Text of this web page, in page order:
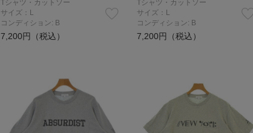
Tシャツ・カットソー
サイズ：L
コンディション: B
7,200円（税込）
Tシャツ・カットソー
サイズ：L
コンディション: B
7,200円（税込）